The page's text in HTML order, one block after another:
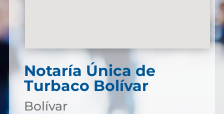
Notaría Única de
Turbaco Bolívar
Bolívar